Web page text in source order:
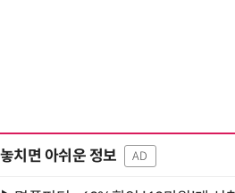
놓치면 아쉬운 정보 AD